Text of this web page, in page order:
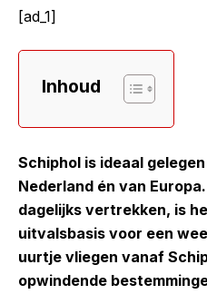
[ad_1]
Inhoud
Schiphol is ideaal
Nederland én van
dagelijks vertrekken, is
uitvalsbasis voor een
uurtje vliegen vanaf
opwindende